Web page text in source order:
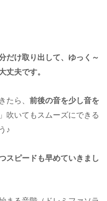
だけ取り出して、ゆっく～
丈夫です。
たら、 前後の音を少し音を
吹いてもスムーズにできる
♪
スピードも早めていきまし